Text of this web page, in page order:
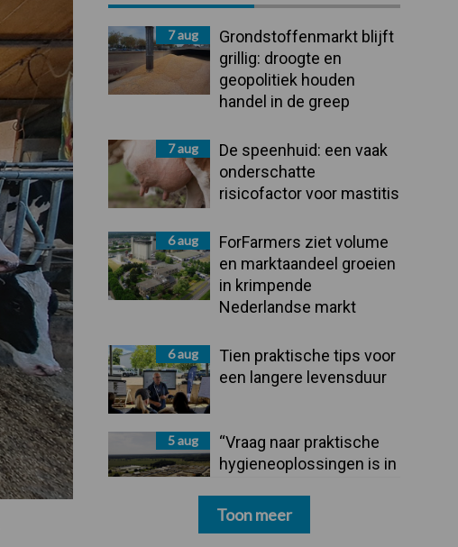
Sidebar7 aug
Grondstoffenmarkt blijft
grillig: droogte en
geopolitiek houden
handel in de greep
7 aug
De speenhuid: een vaak
onderschatte
risicofactor voor mastitis
6 aug
ForFarmers ziet volume
en marktaandeel groeien
in krimpende
Nederlandse markt
6 aug
Tien praktische tips voor
een langere levensduur
5 aug
“Vraag naar praktische
hygieneoplossingen is in
Toon meer